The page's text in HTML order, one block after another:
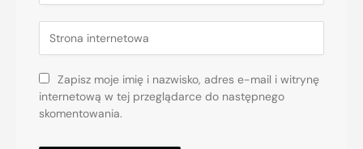
Zapisz moje imię i nazwisko, adres e-mail i witrynę
internetową w tej przeglądarce do następnego
skomentowania.